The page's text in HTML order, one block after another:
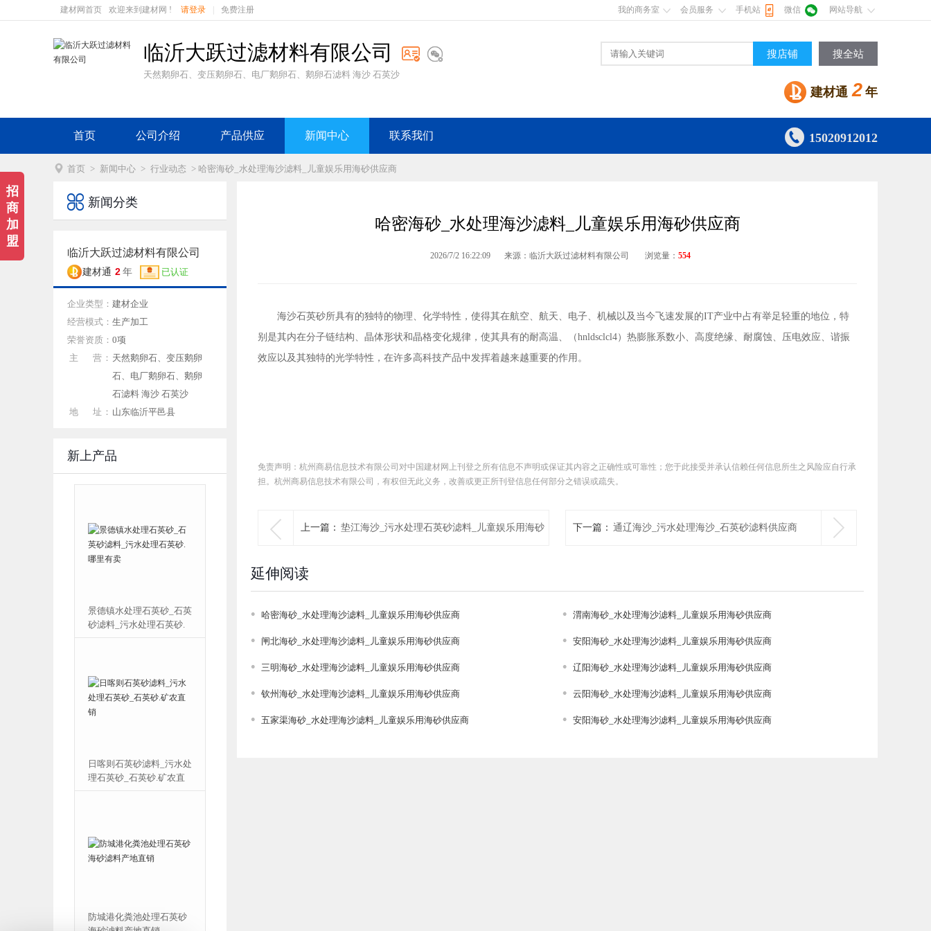
建材网首页 欢迎来到建材网 ! 请登录 免费注册 我的商务室 会员服务 手机站 微信 网站导航
临沂大跃过滤材料有限公司
天然鹅卵石、变压鹅卵石、电厂鹅卵石、鹅卵石滤料 海沙 石英沙
搜店铺 搜全站
建材通 2 年
首页 公司介绍 产品供应 新闻中心 联系我们  15020912012
 首页 > 新闻中心 > 行业动态 > 哈密海砂_水处理海沙滤料_儿童娱乐用海砂供应商
哈密海砂_水处理海沙滤料_儿童娱乐用海砂供应商
2026/7/2 16:22:09 来源：临沂大跃过滤材料有限公司 浏览量： 554
海沙石英砂所具有的独特的物理、化学特性，使得其在航空、航天、电子、机械以及当今飞速发展的IT产业中占有举足轻重的地位，特
别是其内在分子链结构、晶体形状和晶格变化规律，使其具有的耐高温、（hnldsclcl4）热膨胀系数小、高度绝缘、耐腐蚀、压电效应、谐振
效应以及其独特的光学特性，在许多高科技产品中发挥着越来越重要的作用。
免责声明：杭州商易信息技术有限公司对中国建材网上刊登之所有信息不声明或保证其内容之正确性或可靠性；您于此接受并承认信赖任何信息所生之风险应自行承
担。杭州商易信息技术有限公司，有权但无此义务，改善或更正所刊登信息任何部分之错误或疏失。
 上一篇： 垫江海沙_污水处理石英砂滤料_儿童娱乐用海砂 下一篇： 通辽海沙_污水处理海沙_石英砂滤料供应商 
延伸阅读
哈密海砂_水处理海沙滤料_儿童娱乐用海砂供应商 渭南海砂_水处理海沙滤料_儿童娱乐用海砂供应商
闸北海砂_水处理海沙滤料_儿童娱乐用海砂供应商 安阳海砂_水处理海沙滤料_儿童娱乐用海砂供应商
三明海砂_水处理海沙滤料_儿童娱乐用海砂供应商 辽阳海砂_水处理海沙滤料_儿童娱乐用海砂供应商
钦州海砂_水处理海沙滤料_儿童娱乐用海砂供应商 云阳海砂_水处理海沙滤料_儿童娱乐用海砂供应商
五家渠海砂_水处理海沙滤料_儿童娱乐用海砂供应商 安阳海砂_水处理海沙滤料_儿童娱乐用海砂供应商
 新闻分类
临沂大跃过滤材料有限公司
建材通 2 年 已认证
企业类型： 建材企业
经营模式： 生产加工
荣誉资质： 0项
主 营： 天然鹅卵石、变压鹅卵
石、电厂鹅卵石、鹅卵
石滤料 海沙 石英沙
地 址： 山东临沂平邑县
新上产品
景德镇水处理石英砂_石英
砂滤料_污水处理石英砂.
日喀则石英砂滤料_污水处
理石英砂_石英砂.矿农直
防城港化粪池处理石英砂
密云污水处理石英砂_石英
招
商
加
盟